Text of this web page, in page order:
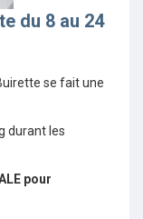
du 8 au 24
se fait une
durant les
pour